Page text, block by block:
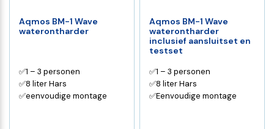
Aqmos BM-1 Wave
waterontharder
✅1 – 3 personen
✅8 liter Hars
✅eenvoudige montage
Aqmos BM-1 Wave
waterontharder
inclusief aansluitset en
testset
✅1 – 3 personen
✅8 liter Hars
✅Eenvoudige montage